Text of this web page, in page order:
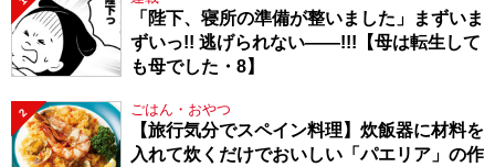
「陛下、寝所の準備が整いました」まずいま
ずいっ!! 逃げられない――!!!【母は転生して
も母でした・8】
2 ごはん・おやつ
【旅行気分でスペイン料理】炊飯器に材料を
入れて炊くだけでおいしい「パエリア」の作